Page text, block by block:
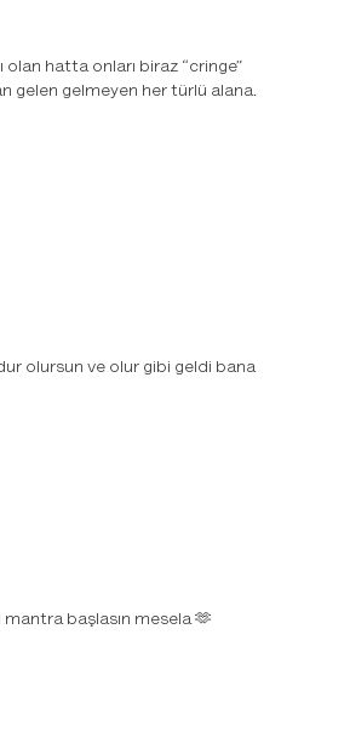
hatta onları biraz “cringe”
gelen gelmeyen her türlü alana.
olursun ve olur gibi geldi bana
başlasın mesela 🫶